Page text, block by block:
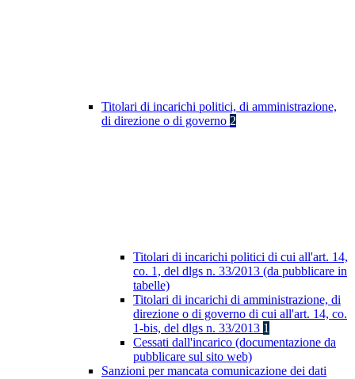
Titolari di incarichi politici, di amministrazione,
di direzione o di governo 2
Titolari di incarichi politici di cui all'art. 14,
co. 1, del dlgs n. 33/2013 (da pubblicare in
tabelle)
Titolari di incarichi di amministrazione, di
direzione o di governo di cui all'art. 14, co.
1-bis, del dlgs n. 33/2013 1
Cessati dall'incarico (documentazione da
pubblicare sul sito web)
Sanzioni per mancata comunicazione dei dati